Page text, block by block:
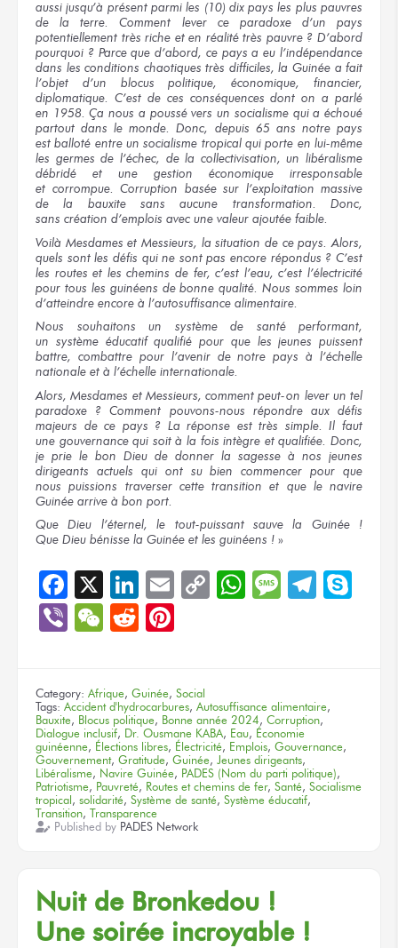
aussi jusqu’à présent parmiles (10) dixpaysles plus pauvres
de la terre.
Comment lever ce paradoxe
d’un pays
potentiellement très riche et en réalité très pauvre ? D’abord
pourquoi ? Parce que d’abord, ce pays a eu l’indépendance
dans les conditions chaotiquestrès difficiles, la Guinée a fait
l’objet d’un blocus politique, économique, financier,
diplomatique. C’est de ces conséquences dont on a parlé
en 1958. Ça nous a poussé vers un socialisme qui a échoué
partoutdans le monde. Donc, depuis 65 ans notre pays
est balloté entre un socialisme tropicalqui porte en lui-même
les germes de l’échec, de la collectivisation, un libéralisme
débridé et une gestion économique irresponsable
et corrompue. Corruption basée sur l’exploitation massive
de la bauxite
sans aucune transformation. Donc,
sans création d’emplois avec une valeur ajoutée faible.
Voilà Mesdameset Messieurs, la situation de ce pays. Alors,
quels sont les défis qui ne sont pas encore répondus ? C’est
les routes et les chemins de fer, c’est l’eau, c’est l’électricité
pour tous les guinéens de bonne qualité.Nous sommes loin
d’atteindre encore à l’autosuffisance alimentaire.
Nous souhaitons
un système de santéperformant,
un systèmeéducatif qualifié pour que les jeunes puissent
battre, combattre pour l’avenir de notre paysà l’échelle
nationale et à l’échelle internationale.
Alors, Mesdames et Messieurs, comment peut-on lever un tel
paradoxe ? Comment pouvons-nous répondre aux défis
majeurs de ce pays ? La réponse est très simple. Il faut
une gouvernance qui soit à la fois intègre et qualifiée. Donc,
je prie le bon Dieu de donner la sagesse à nos jeunes
dirigeants actuels qui ont subien commencerpour que
nous puissions traverser cette transition et que le navire
Guinée arrive à bon port.
Que Dieu l’éternel,le tout-puissantsauvela Guinée !
Que Dieu bénisse la Guinée et les guinéens ! »
Facebook
X LinkedIn
EmailCopyWhatsApp
Message
ViberWeChat
Reddit
Category: Afrique, Guinée, Social
Tags: Accident d'hydrocarbures, Autosuffisance alimentaire,
Bauxite, Blocus politique, Bonne année 2024, Corruption,
Dialogue inclusif, Dr. Ousmane KABA, Eau, Économie
guinéenne, Élections libres, Électricité, Emplois, Gouvernance,
Gouvernement, Gratitude, Guinée, Jeunes dirigeants,
Libéralisme, Navire Guinée, PADES (Nom du parti politique),
Patriotisme, Pauvreté, Routes et chemins de fer, Santé, Socialisme
tropical , solidarité, Système de santé, Système éducatif,
Transition, Transparence
Published by PADES Network
Nuit de Bronkedou !
Une soirée incroyable !